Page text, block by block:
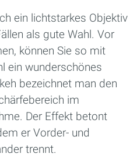
ein lichtstarkes Objektiv
als gute Wahl. Vor
können Sie so mit
ein wunderschönes
bezeichnet man den
im
Der Effekt betont
er Vorder- und
trennt.